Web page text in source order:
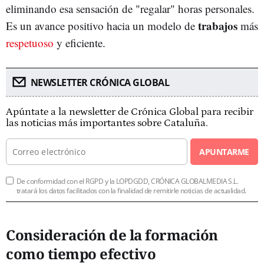
eliminando esa sensación de "regalar" horas personales.
Es un avance positivo hacia un modelo de trabajos más
respetuoso y eficiente.
NEWSLETTER CRÓNICA GLOBAL
Apúntate a la newsletter de Crónica Global para recibir
las noticias más importantes sobre Cataluña.
APUNTARME
De conformidad con el RGPD y la LOPDGDD, CRÓNICA GLOBALMEDIA S.L.
tratará los datos facilitados con la finalidad de remitirle noticias de actualidad.
Consideración de la formación
como tiempo efectivo